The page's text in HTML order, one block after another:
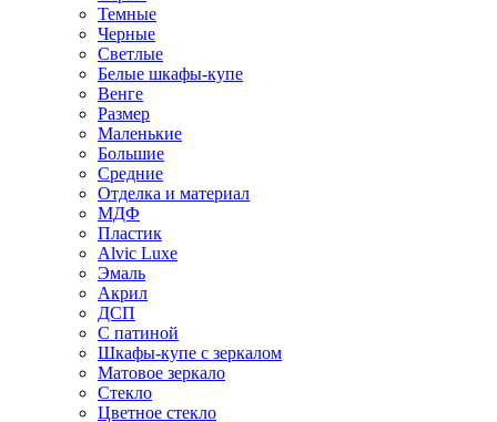
Темные
Черные
Светлые
Белые шкафы-купе
Венге
Размер
Маленькие
Большие
Средние
Отделка и материал
МДФ
Пластик
Alvic Luxe
Эмаль
Акрил
ДСП
С патиной
Шкафы-купе с зеркалом
Матовое зеркало
Стекло
Цветное стекло